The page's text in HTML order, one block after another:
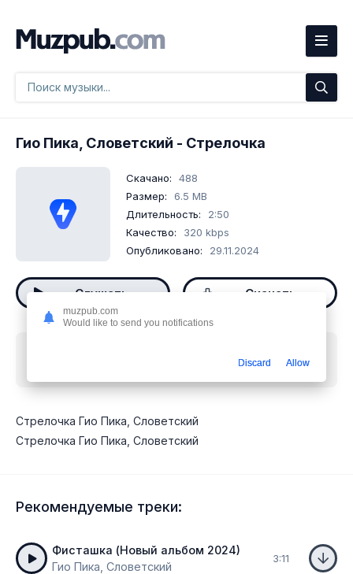
Гио Пика, Словетский - Стрелочка
Скачано:
488
Размер:
6.5 MB
Длительность:
2:50
Качество:
320 kbps
Опубликовано:
29.11.2024
Слушать Скачать
Стрелочка Гио Пика, Словетский
Стрелочка Гио Пика, Словетский
Рекомендуемые треки:
Фисташка (Новый альбом 2024)
Гио Пика, Словетский
3:11
muzpub.com
Would like to send you notifications
Discard Allow